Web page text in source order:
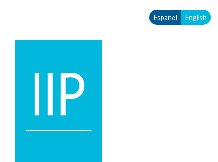
Español English